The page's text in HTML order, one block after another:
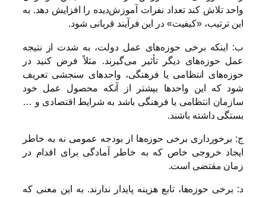
واحد تلاش کند تعداد نفرات آموزش‌دیده را افزایش دهد. به
این ترتیب، «کیفیت» در این فرآیند قربانی شود.
ب: اینکه برخی حوزه‌های عمل دولت، به شدت از نتیجه
عمل حوزه‌های دیگر تأثیر می‌گیرند. مثلاً فرض کنید در
حوزه‌های انتظامی یا فرهنگی، واحدهای سنجشی تعریف
شود که این واحدها بیشتر از آنکه محصول عمل خود
سازمان انتظامی یا فرهنگی باشد به شرایط اقتصادی و …
بستگی داشته باشند.
ج: برخورداری برخی حوزه‌ها از بودجه عمومی نه به خاطر
ایجاد خروجی خاص که به خاطر آمادگی برای اقدام در
زمان مقتضی است.
د: برخی حوزه‌ها، تابع هزینه پایدار ندارند. به این معنی که